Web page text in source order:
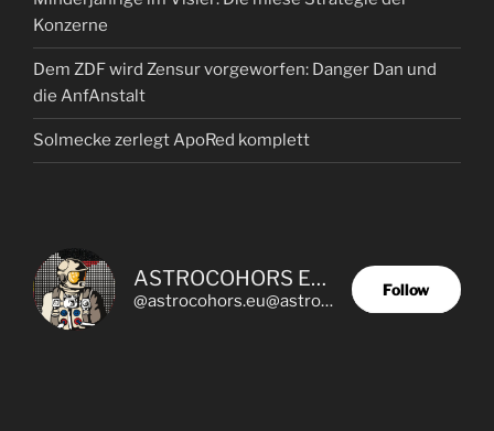
Konzerne
Dem ZDF wird Zensur vorgeworfen: Danger Dan und
die AnfAnstalt
Solmecke zerlegt ApoRed komplett
ASTROCOHORS EUNOIA ULTIMA
@astrocohors.eu@astrocohors.eu
Follow